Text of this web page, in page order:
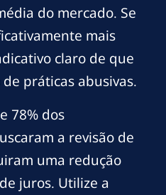
do mercado. Se
mais
claro de que
práticas abusivas.
78% dos
a revisão de
uma redução
juros. Utilize a